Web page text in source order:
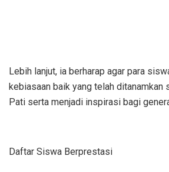
Lebih lanjut, ia berharap agar para
kebiasaan baik yang telah ditanamkan
Pati serta menjadi inspirasi bagi
Daftar Siswa Berprestasi